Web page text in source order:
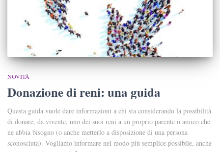
NOVITÀ
Donazione di reni: una guida
Questa guida vuole dare informazioni a chi sta considerando la possibilità
di donare, da vivente, uno dei suoi reni a un proprio paren­te o amico che
ne abbia bisogno (o anche metterlo a disposizione di una persona
sconosciuta). Vogliamo informare nel modo più sempli­ce possibile, anche